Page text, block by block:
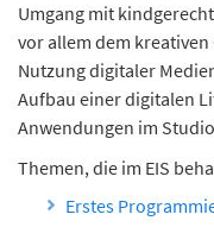
Umgang mit
vor allem dem
Nutzung digitaler
Aufbau einer digitalen
Anwendungen im
Themen, die im EIS
Erstes